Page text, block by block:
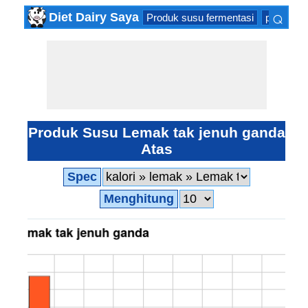
Diet Dairy Saya Produk susu fermentasi produk
⌕
Produk Susu Lemak tak jenuh ganda
Atas
Spec
Menghitung